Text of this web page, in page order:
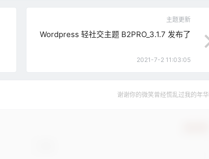
主题更新
Wordpress 轻社交主题 B2PRO_3.1.7 发布了
2021-7-2 11:03:05
谢谢你的微笑曾经慌乱过我的年华